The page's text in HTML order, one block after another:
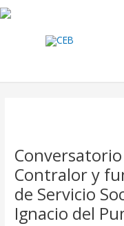
Ir
al
Contralor y
de Servicio
Ignacio del
Post
navigation